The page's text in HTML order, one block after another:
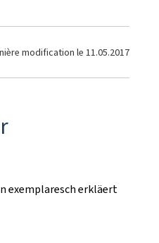
modification le 11.05.2017
exemplaresch erkläert